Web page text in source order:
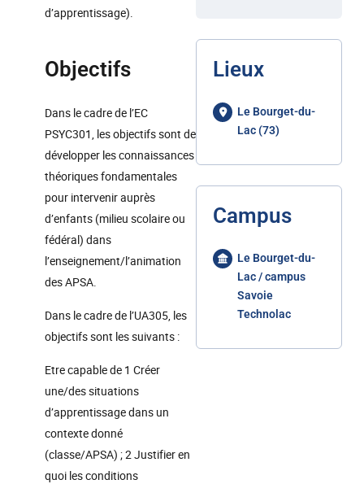
d’apprentissage).
Objectifs
Dans le cadre de l’EC
PSYC301, les objectifs sont de
développer les connaissances
théoriques fondamentales
pour intervenir auprès
d’enfants (milieu scolaire ou
fédéral) dans
l’enseignement/l’animation
des APSA.
Dans le cadre de l’UA305, les
objectifs sont les suivants :
Etre capable de 1 Créer
une/des situations
d’apprentissage dans un
contexte donné
(classe/APSA) ; 2 Justifier en
quoi les conditions
Lieux
Le Bourget-du-
Lac (73)
Campus
Le Bourget-du-
Lac / campus
Savoie
Technolac